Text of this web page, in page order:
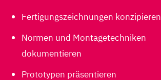
Fertigungszeichnungen konzipieren
Normen und Montagetechniken
dokumentieren
Prototypen präsentieren